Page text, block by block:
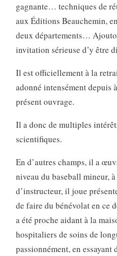
gagnante… techniques de
aux Éditions Beauchemin,
deux départements…
invitation sérieuse d’y être
Il est officiellement à la
adonné intensément depuis
présent ouvrage.
Il a donc de multiples
scientifiques.
En d’autres champs, il a
niveau du baseball mineur,
d’instructeur, il joue
de faire du bénévolat en ce
a été proche aidant à la
hospitaliers de soins de
passionnément, en